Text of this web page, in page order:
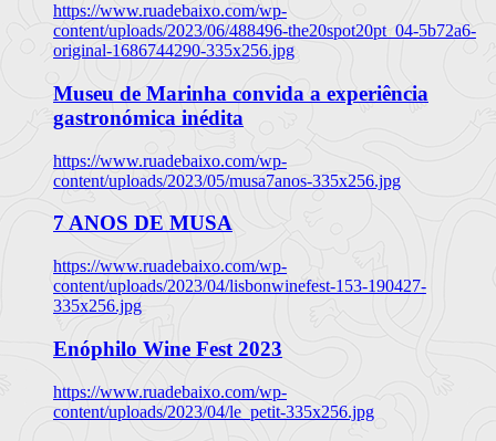
https://www.ruadebaixo.com/wp-
content/uploads/2023/06/488496-the20spot20pt_04-5b72a6-
original-1686744290-335x256.jpg
Museu de Marinha convida a experiência
gastronómica inédita
https://www.ruadebaixo.com/wp-
content/uploads/2023/05/musa7anos-335x256.jpg
7 ANOS DE MUSA
https://www.ruadebaixo.com/wp-
content/uploads/2023/04/lisbonwinefest-153-190427-
335x256.jpg
Enóphilo Wine Fest 2023
https://www.ruadebaixo.com/wp-
content/uploads/2023/04/le_petit-335x256.jpg